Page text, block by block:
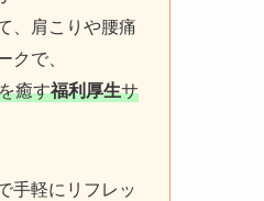
、肩こりや腰痛
クで、
癒す福利厚生サ
手軽にリフレッ